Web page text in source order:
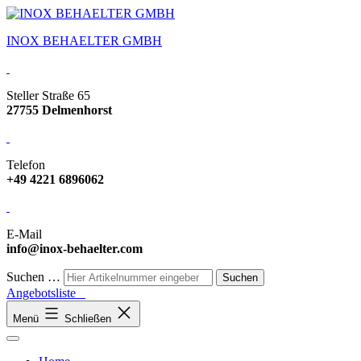
INOX BEHAELTER GMBH
Steller Straße 65
27755 Delmenhorst
Telefon
+49 4221 6896062
E-Mail
info@inox-behaelter.com
Suchen …
Angebotsliste
Menü Schließen